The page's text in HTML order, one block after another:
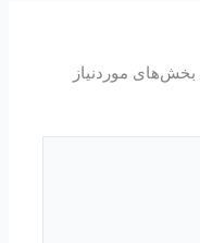
بخش‌های موردنیاز